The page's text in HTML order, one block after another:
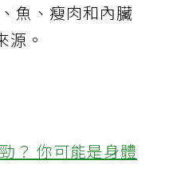
魚、瘦肉和內臟
源。
？ 你可能是身體